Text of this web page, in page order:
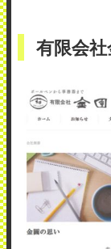
有限会